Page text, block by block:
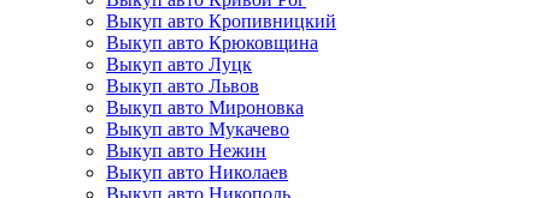
Выкуп авто Кропивницкий
Выкуп авто Крюковщина
Выкуп авто Луцк
Выкуп авто Львов
Выкуп авто Мироновка
Выкуп авто Мукачево
Выкуп авто Нежин
Выкуп авто Николаев
Выкуп авто Никополь